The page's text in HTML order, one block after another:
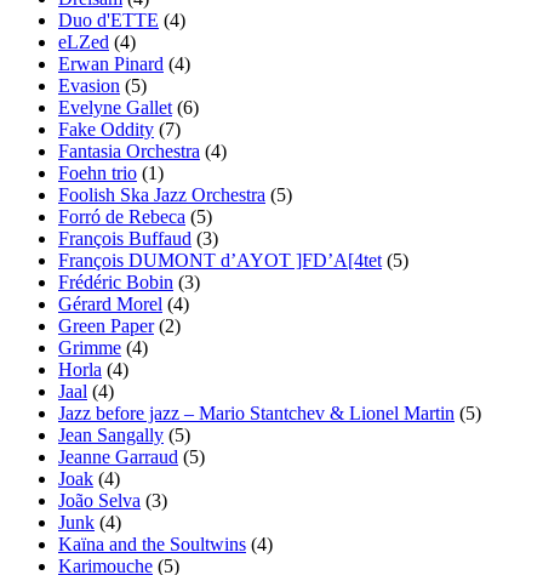
Duo d'ETTE (4)
eLZed (4)
Erwan Pinard (4)
Evasion (5)
Evelyne Gallet (6)
Fake Oddity (7)
Fantasia Orchestra (4)
Foehn trio (1)
Foolish Ska Jazz Orchestra (5)
Forró de Rebeca (5)
François Buffaud (3)
François DUMONT d’AYOT ]FD’A[4tet (5)
Frédéric Bobin (3)
Gérard Morel (4)
Green Paper(2)
Grimme (4)
Horla (4)
Jaal (4)
Jazz before jazz – Mario Stantchev & Lionel Martin (5)
Jean Sangally (5)
Jeanne Garraud (5)
Joak (4)
João Selva (3)
Junk (4)
Kaïna and the Soultwins (4)
Karimouche (5)